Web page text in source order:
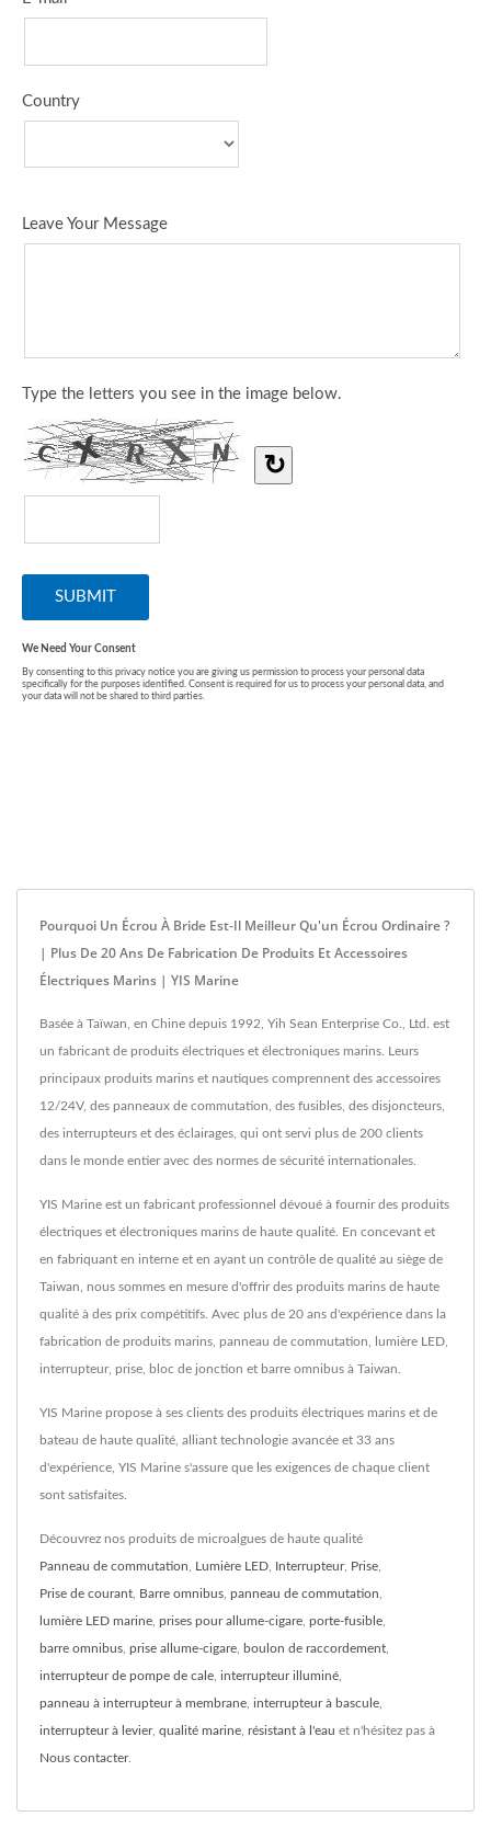
Pourquoi Un Écrou À Bride Est-Il Meilleur Qu'un Écrou Ordinaire ?
| Plus De 20 Ans De Fabrication De Produits Et Accessoires
Électriques Marins | YIS Marine
Basée à Taïwan, en Chine depuis 1992, Yih Sean Enterprise Co., Ltd. est
un fabricant de produits électriques et électroniques marins. Leurs
principaux produits marins et nautiques comprennent des accessoires
12/24V, des panneaux de commutation, des fusibles, des disjoncteurs,
des interrupteurs et des éclairages, qui ont servi plus de 200 clients
dans le monde entier avec des normes de sécurité internationales.
YIS Marine est un fabricant professionnel dévoué à fournir des produits
électriques et électroniques marins de haute qualité. En concevant et
en fabriquant en interne et en ayant un contrôle de qualité au siège de
Taiwan, nous sommes en mesure d'offrir des produits marins de haute
qualité à des prix compétitifs. Avec plus de 20 ans d'expérience dans la
fabrication de produits marins, panneau de commutation, lumière LED,
interrupteur, prise, bloc de jonction et barre omnibus à Taiwan.
YIS Marine propose à ses clients des produits électriques marins et de
bateau de haute qualité, alliant technologie avancée et 33 ans
d'expérience, YIS Marine s'assure que les exigences de chaque client
sont satisfaites.
Découvrez nos produits de microalgues de haute qualité
Panneau de commutation Lumière LED Interrupteur, Prise
Prise de courant Barre omnibus panneau de commutation
lumière LED marine prises pour allume-cigare porte-fusible
barre omnibus prise allume-cigare boulon de raccordement
interrupteur de pompe de cale interrupteur illuminé
panneau à interrupteur à membrane interrupteur à bascule
interrupteur à levier, qualité marine résistant à l'eau et n'hésitez pas à
Nous contacter.